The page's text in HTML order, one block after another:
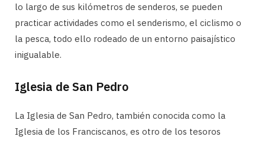
lo largo de sus kilómetros de senderos, se pueden
practicar actividades como el senderismo, el ciclismo o
la pesca, todo ello rodeado de un entorno paisajístico
inigualable.
Iglesia de San Pedro
La Iglesia de San Pedro, también conocida como la
Iglesia de los Franciscanos, es otro de los tesoros